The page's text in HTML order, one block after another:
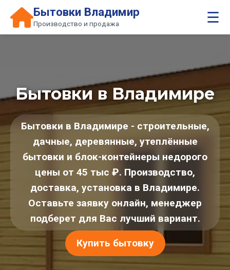
Бытовки Владимир
Производство и продажа ☰
Бытовки в Владимире
Бытовки в Владимире - строительные,
дачные, деревянные, утеплённые
бытовки и блок-контейнеры недорого
цены от 45 тыс ₽. Производство,
доставка, установка в Владимире.
Оставьте заявку онлайн, менеджер
подберет для Вас лучший вариант.
Купить бытовку